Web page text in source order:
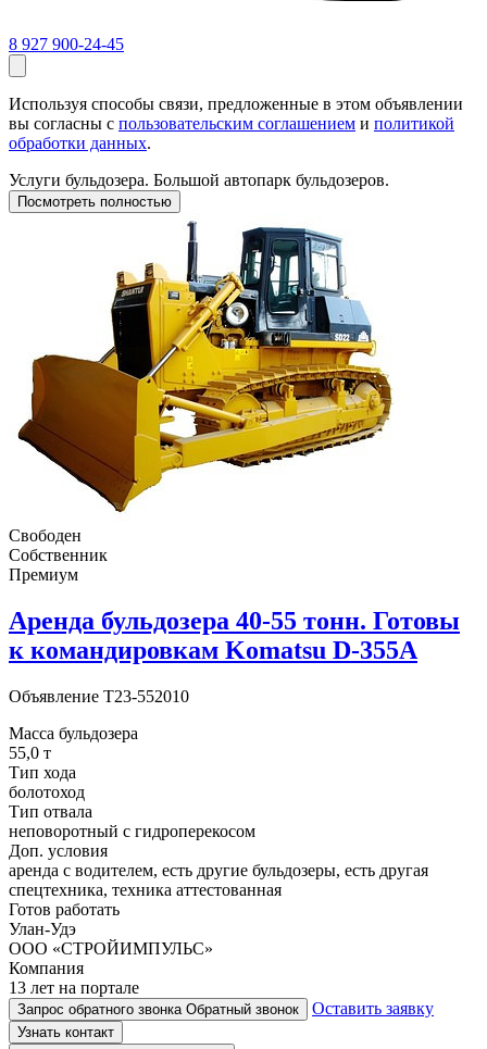
8 927 900-24-45
Используя способы связи, предложенные в этом объявлении
вы согласны с пользовательским соглашением и политикой
обработки данных.
Услуги бульдозера. Большой автопарк бульдозеров.
Посмотреть полностью
Свободен
Собственник
Премиум
Аренда бульдозера 40-55 тонн. Готовы
к командировкам Komatsu D-355A
Объявление T23-552010
Масса бульдозера
55,0 т
Тип хода
болотоход
Тип отвала
неповоротный с гидроперекосом
Доп. условия
аренда с водителем, есть другие бульдозеры, есть другая
спецтехника, техника аттестованная
Готов работать
Улан-Удэ
ООО «СТРОЙИМПУЛЬС»
Компания
13 лет на портале
Запрос обратного звонка Обратный звонок Оставить заявку
Узнать контакт